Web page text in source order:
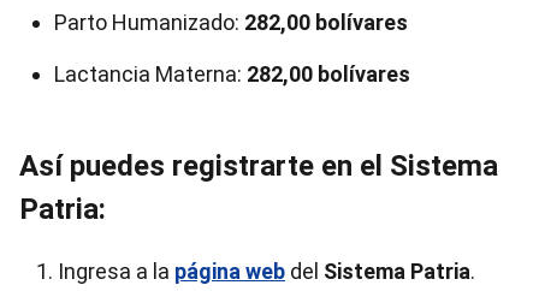
Parto Humanizado: 282,00 bolívares
Lactancia Materna: 282,00 bolívares
Así puedes registrarte en el Sistema
Patria:
Ingresa a la página web del Sistema Patria.